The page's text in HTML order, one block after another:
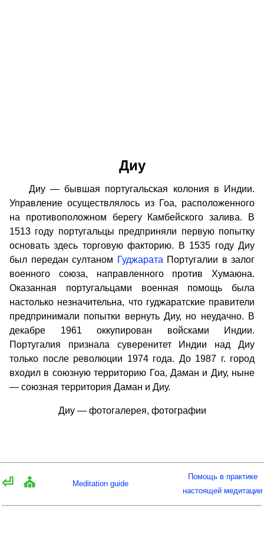
Диу
Диу — бывшая португальская колония в Индии.
Управление осуществлялось из Гоа, расположенного
на противоположном берегу Камбейского залива. В
1513 году португальцы предприняли первую попытку
основать здесь торговую факторию. В 1535 году Диу
был передан султаном Гуджарата Португалии в залог
военного союза, направленного против Хумаюна.
Оказанная португальцами военная помощь была
настолько незначительна, что гуджаратские правители
предпринимали попытки вернуть Диу, но неудачно. В
декабре 1961 оккупирован войсками Индии.
Португалия признала суверенитет Индии над Диу
только после революции 1974 года. До 1987 г. город
входил в союзную территорию Гоа, Даман и Диу, ныне
— союзная территория Даман и Диу.
Диу — фотогалерея, фотографии
⏎ ⛪ Meditation guide
Помощь в практике
настоящей медитации